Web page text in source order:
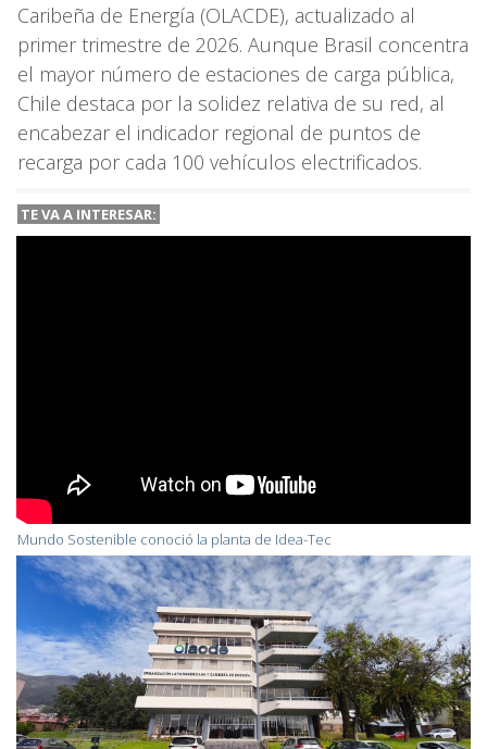
Caribeña de Energía (OLACDE), actualizado al
primer trimestre de 2026. Aunque Brasil concentra
el mayor número de estaciones de carga pública,
Chile destaca por la solidez relativa de su red, al
encabezar el indicador regional de puntos de
recarga por cada 100 vehículos electrificados.
TE VA A INTERESAR:
Mundo Sostenible conoció la planta de Idea-Tec